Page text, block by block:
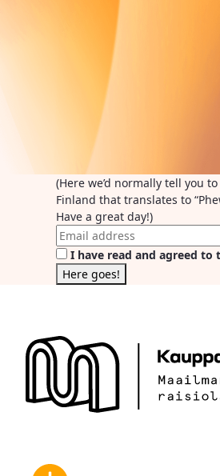
(Here we’d normally tell you
Finland that translates to
Have a great day!)
I have read and agreed